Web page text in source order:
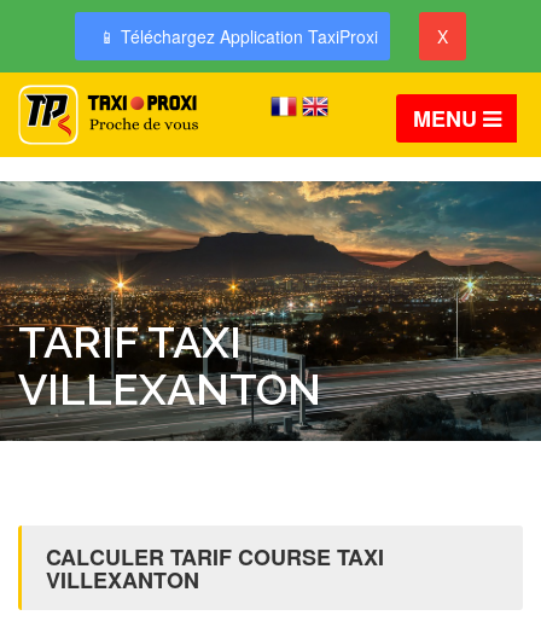
📱 Téléchargez Application TaxiProxi X
MENU
TARIF TAXI
VILLEXANTON
CALCULER TARIF COURSE TAXI
VILLEXANTON